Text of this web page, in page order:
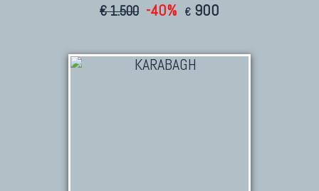
€ 1.500 -40% € 900